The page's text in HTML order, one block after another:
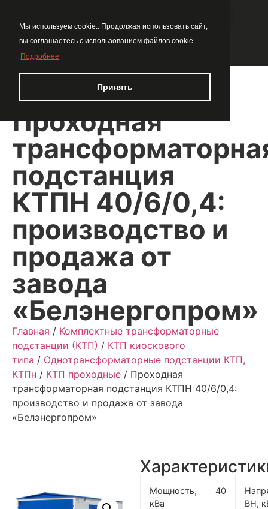
Мы используем cookie.. Продолжая использовать сайт,
вы соглашаетесь с использованием файлов cookie.
Подробнее
Принять
Проходная
подстанция
КТПН 40/6/0,4:
производство и
продажа от
завода
«Белэнергопром»
Главная / Комплектные трансформаторные
подстанции (КТП) / КТП киоскового
типа / Однотрансформаторные подстанции КТП,
КТПн / КТП проходные / Проходная
трансформаторная подстанция КТПН 40/6/0,4:
производство и продажа от завода
«Белэнергопром»
Мощность,
кВа
40
ВН,